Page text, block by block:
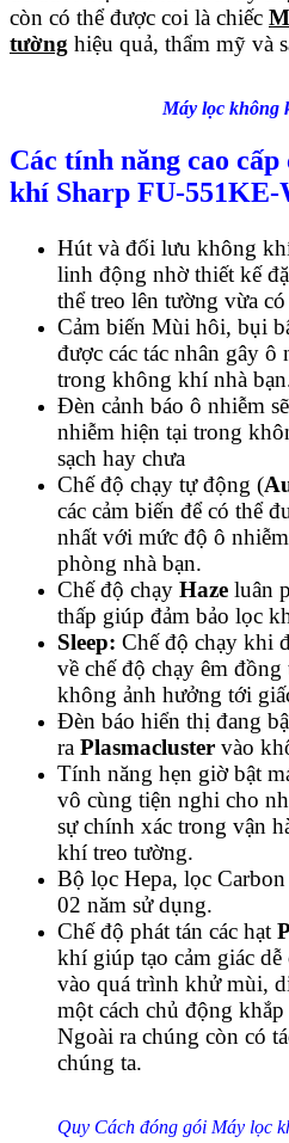
còn có thể được coi là chiếc
tường hiệu quả, thẩm mỹ và
Máy lọc không
Các tính năng cao cấp
khí Sharp FU-551KE-
Hút và đối lưu không
linh động nhờ thiết kế
thể treo lên tường vừa
Cảm biến Mùi hôi, bụi
được các tác nhân gây
trong không khí nhà
Đèn cảnh báo ô nhiễm
nhiễm hiện tại trong
sạch hay chưa
Chế độ chạy tự động (
các cảm biến để có thể
nhất với mức độ ô
phòng nhà bạn.
Chế độ chạy Haze luân
thấp giúp đảm bảo lọc
Sleep: Chế độ chạy khi
về chế độ chạy êm
không ảnh hưởng tới
Đèn báo hiển thị đang
ra Plasmacluster vào
Tính năng hẹn giờ bật
vô cùng tiện nghi cho
sự chính xác trong vận
khí treo tường.
Bộ lọc Hepa, lọc
02 năm sử dụng.
Chế độ phát tán các hạt
khí giúp tạo cảm giác
vào quá trình khử mùi,
một cách chủ động
Ngoài ra chúng còn có
chúng ta.
Quy Cách đóng gói Máy lọc